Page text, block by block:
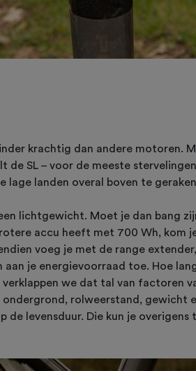
krachtig dan andere motoren.
de SL – voor de meeste
lage landen overal boven te
lichtgewicht. Moet je dan bang
accu heeft met 700 Wh, kom
voeg je met de range
aan je energievoorraad toe. Hoe
we dat tal van factoren
ondergrond, rolweerstand, gewicht
de levensduur. Die kun je